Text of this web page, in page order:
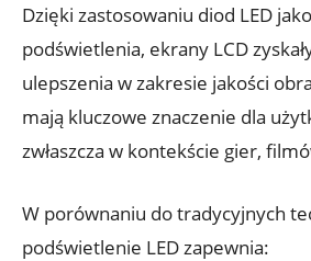
Dzięki zastosowaniu diod LED
podświetlenia, ekrany LCD
ulepszenia w zakresie jakości
mają kluczowe znaczenie dla
zwłaszcza w kontekście gier,
W porównaniu do tradycyjnych
podświetlenie LED zapewnia: